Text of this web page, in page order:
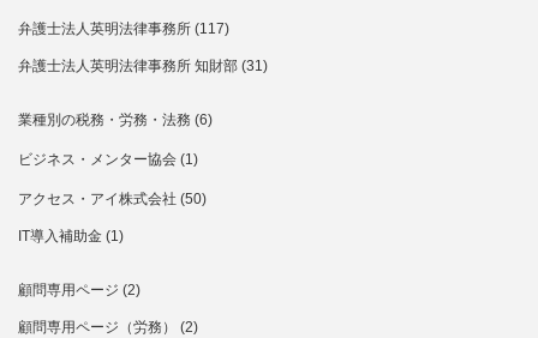
弁護士法人英明法律事務所 (117)
弁護士法人英明法律事務所 知財部 (31)
業種別の税務・労務・法務 (6)
ビジネス・メンター協会 (1)
アクセス・アイ株式会社 (50)
IT導入補助金 (1)
顧問専用ページ (2)
顧問専用ページ（労務） (2)